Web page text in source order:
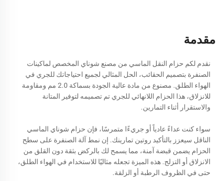
مقدمة
نقدم لكم حزام النقل الماسي من مصنع شوناي المخصص لماكينات
الصنفرة بتصميم الحقائب، الحل المثالي لجميع احتياجاتك للجري في
الهواء الطلق. مصنوع من مادة عالية الجودة بسماكة 2.0 مم ومقاومة
للانزلاق، هذا الحزام اللانهائي للجري تم تصميمه لتوفير المتانة
والاستقرار أثناء التمارين.
سواء كنت عداءً عادياً أو جريءًا متمرسًا، فإن حزام شوناي الماسي
الناقل سيعزز بالتأكيد روتين تمارينك. إن نمط آلة الصنفرة على سطح
الحزام يضمن قبضة آمنة، مما يسمح لك بالركض بثقة دون القلق من
الانزلاق أو التزلج. هذه الميزة تجعله مثاليًا للاستخدام في الهواء الطلق،
حتى في الظروف الرطبة أو الزلقة.